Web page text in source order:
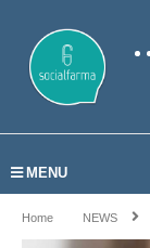
MENU
Home NEWS